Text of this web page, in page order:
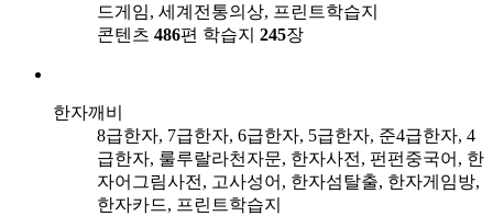
드게임, 세계전통의상, 프린트학습지
콘텐츠 486편 학습지 245장
한자깨비
8급한자, 7급한자, 6급한자, 5급한자, 준4급한자, 4
급한자, 룰루랄라천자문, 한자사전, 펀펀중국어, 한
자어그림사전, 고사성어, 한자섬탈출, 한자게임방,
한자카드, 프린트학습지